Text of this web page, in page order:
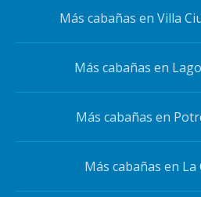
Más cabañas en Villa
Más cabañas en
Más cabañas en
Más cabañas en